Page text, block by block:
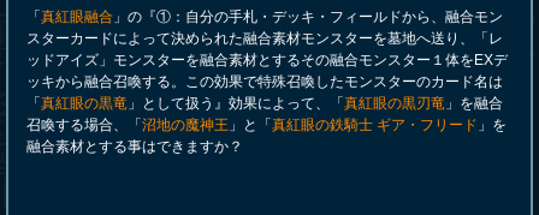
「 真紅眼融合 」の『①：自分の手札・デッキ・フィールドから、融合モン
スターカードによって決められた融合素材モンスターを墓地へ送り、「レ
ッドアイズ」モンスターを融合素材とするその融合モンスター１体をEXデ
ッキから融合召喚する。この効果で特殊召喚したモンスターのカード名は
「 真紅眼の黒竜 」として扱う』効果によって、「 真紅眼の黒刃竜 」を融合
召喚する場合、「 沼地の魔神王 」と「 真紅眼の鉄騎士 ギア・フリード 」を
融合素材とする事はできますか？